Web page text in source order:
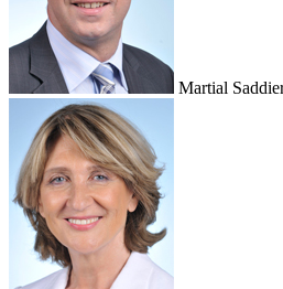
Martial